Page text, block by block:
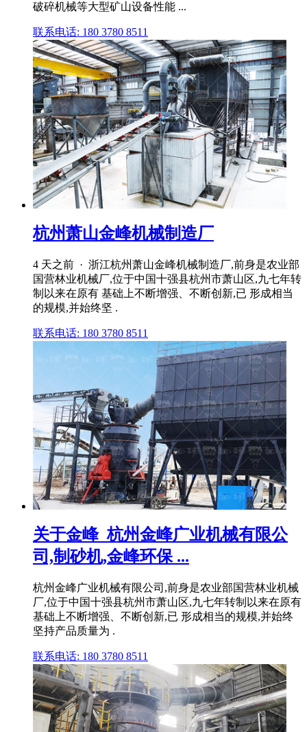
破碎机械等大型矿山设备性能 ...
联系电话: 180 3780 8511
杭州萧山金峰机械制造厂
4 天之前 · 浙江杭州萧山金峰机械制造厂,前身是农业部
国营林业机械厂,位于中国十强县杭州市萧山区,九七年转
制以来在原有 基础上不断增强、不断创新,已 形成相当
的规模,并始终坚 .
联系电话: 180 3780 8511
关于金峰_杭州金峰广业机械有限公
司,制砂机,金峰环保 ...
杭州金峰广业机械有限公司,前身是农业部国营林业机械
厂,位于中国十强县杭州市萧山区,九七年转制以来在原有
基础上不断增强、不断创新,已 形成相当的规模,并始终
坚持产品质量为 .
联系电话: 180 3780 8511